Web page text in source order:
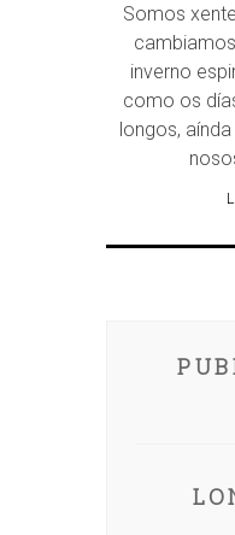
Somos
inverno
como os
longos,